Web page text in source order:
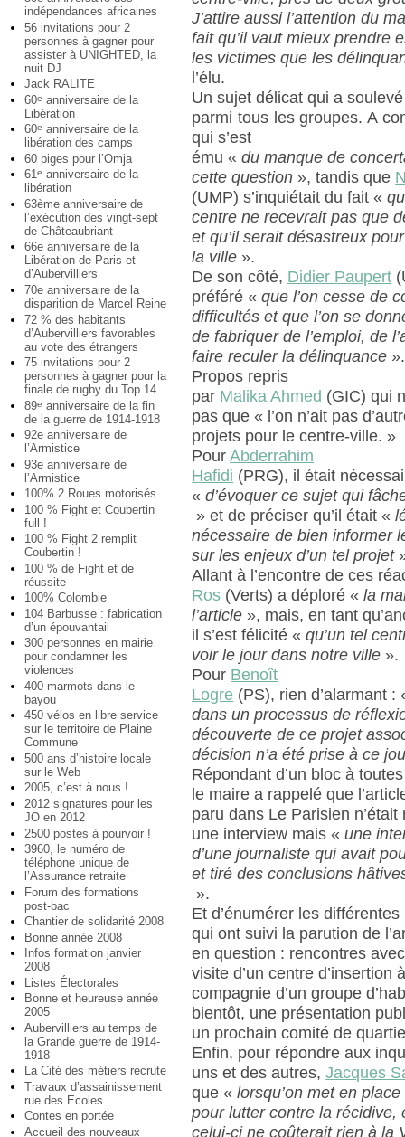
indépendances africaines
56 invitations pour 2
personnes à gagner pour
assister à UNIGHTED, la
nuit DJ
Jack RALITE
60e anniversaire de la
Libération
60e anniversaire de la
libération des camps
60 piges pour l’Omja
61e anniversaire de la
libération
63ème anniversaire de
l’exécution des vingt-sept
de Châteaubriant
66e anniversaire de la
Libération de Paris et
d’Aubervilliers
70e anniversaire de la
disparition de Marcel Reine
72 % des habitants
d’Aubervilliers favorables
au vote des étrangers
75 invitations pour 2
personnes à gagner pour la
finale de rugby du Top 14
89e anniversaire de la fin
de la guerre de 1914-1918
92e anniversaire de
l’Armistice
93e anniversaire de
l’Armistice
100% 2 Roues motorisés
100 % Fight et Coubertin
full !
100 % Fight 2 remplit
Coubertin !
100 % de Fight et de
réussite
100% Colombie
104 Barbusse : fabrication
d’un épouvantail
300 personnes en mairie
pour condamner les
violences
400 marmots dans le
bayou
450 vélos en libre service
sur le territoire de Plaine
Commune
500 ans d’histoire locale
sur le Web
2005, c’est à nous !
2012 signatures pour les
JO en 2012
2500 postes à pourvoir !
3960, le numéro de
téléphone unique de
l’Assurance retraite
Forum des formations
post-bac
Chantier de solidarité 2008
Bonne année 2008
Infos formation janvier
2008
Listes Électorales
Bonne et heureuse année
2005
Aubervilliers au temps de
la Grande guerre de 1914-
1918
La Cité des métiers recrute
Travaux d’assainissement
rue des Ecoles
Contes en portée
Accueil des nouveaux
J’attire aussi l’attention du
fait qu’il vaut mieux prendre
les victimes que les
l’élu.
Un sujet délicat qui a
parmi tous les groupes. A
qui s’est
ému «du manque de
cette question », tandis que
(UMP) s’inquiétait du fait «
centre ne recevrait pas que
et qu’il serait désastreux pour
la ville ».
De son côté, Didier Paupert
préféré «que l’on cesse de
difficultés et que l’on se
de fabriquer de l’emploi, de
faire reculer la délinquance ».
Propos repris
par Malika Ahmed (GIC) qui
pas que « l’on n’ait pas
projets pour le centre-ville. »
PourAbderrahim
Hafidi (PRG), il était
«d’évoquer ce sujet qui
» et de préciser qu’il était «
nécessaire de bien informer
sur les enjeux d’un tel projet
Allant à l’encontre de ces
Ros (Verts) a déploré «la
l’article », mais, en tant
il s’est félicité «qu’un tel
voir le jour dans notre ville ».
Pour Benoît
Logre (PS), rien d’alarmant :
dans un processus de
découverte de ce projet
décision n’a été prise à ce
Répondant d’un bloc à
le maire a rappelé que
paru dans Le Parisien n’était
une interview mais «une
d’une journaliste qui avait
et tiré des conclusions
».
Et d’énumérer les
qui ont suivi la parution de
en question : rencontres
visite d’un centre d’insertion
compagnie d’un groupe
bientôt, une présentation
un prochain comité de
Enfin, pour répondre aux
uns et des autres,Jacques
que «lorsqu’on met en
pour lutter contre la récidive,
celui-ci ne coûterait rien à la